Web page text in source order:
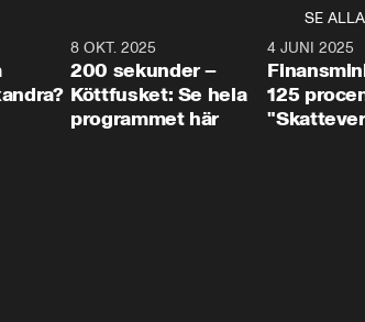
SE ALLA
31:05 4:29
8 OKT. 2025
200 sekunder –
Köttfusket: Se hela
programmet här
4 JUNI 2025
125